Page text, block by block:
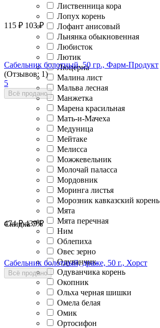
Лиственница кора
Лопух корень
Лофант анисовый
Льнянка обыкновенная
Любисток
Лютик
Люцерна
Малина лист
Мальва лесная
Манжетка
Марена красильная
Мать-и-Мачеха
Медуница
Мейтаке
Мелисса
Можжевельник
Молочай паласса
Мордовник
Моринга листья
Морозник кавказский корень
Мята
Мята перечная
Ним
Облепиха
Овес зерно
Одуванчик
Одуванчика корень
Окопник
Ольха черная шишки
Омела белая
Омик
Ортосифон
115 ₽ 103 ₽
Сабельник болотный, 50 гр., Фарм-Продукт
(Отзывов: 1)
5
Всё продано
Скидка7%
474 ₽ 439 ₽
Сабельник болотный, драже, 50 г., Хорст
Всё продано